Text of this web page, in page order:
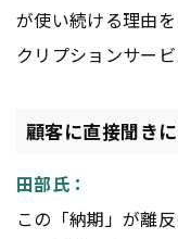
が使い続ける理由
クリプションサー
顧客に直接聞き
田部氏：
この「納期」が離